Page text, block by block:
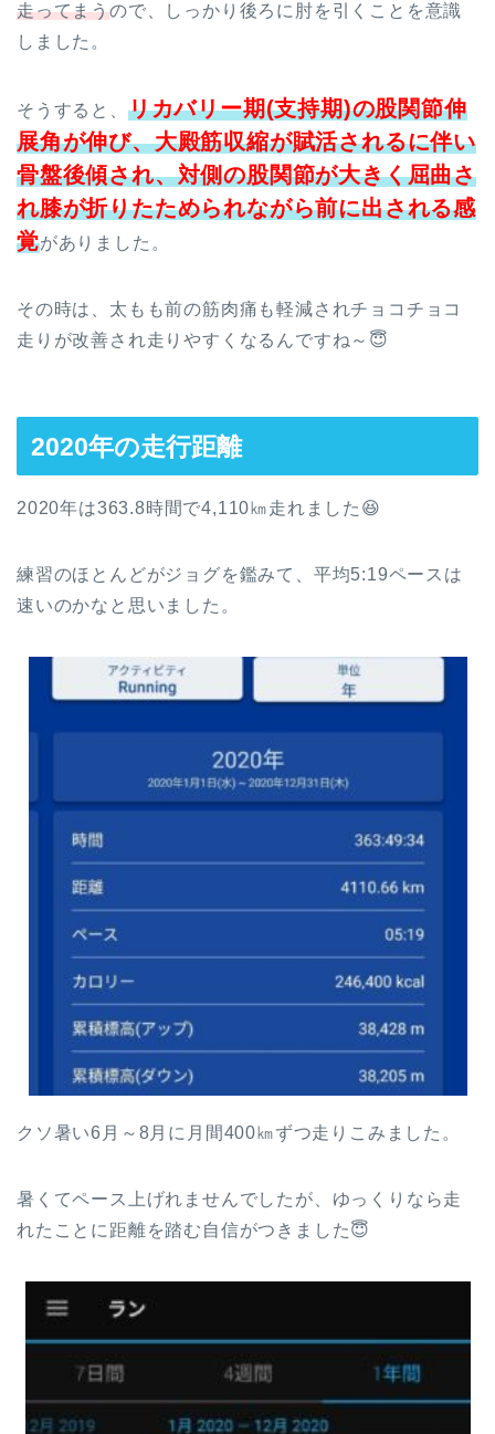
走ってまうので、しっかり後ろに肘を引くことを意識
しました。
そうすると、 リカバリー期(支持期)の股関節伸
展角が伸び、大殿筋収縮が賦活されるに伴い
骨盤後傾され、対側の股関節が大きく屈曲さ
れ膝が折りたためられながら前に出される感
覚がありました。
その時は、太もも前の筋肉痛も軽減されチョコチョコ
走りが改善され走りやすくなるんですね～😇
2020年の走行距離
2020年は363.8時間で4,110㎞走れました😆
練習のほとんどがジョグを鑑みて、平均5:19ペースは
速いのかなと思いました。
クソ暑い6月～8月に月間400㎞ずつ走りこみました。
暑くてペース上げれませんでしたが、ゆっくりなら走
れたことに距離を踏む自信がつきました😇